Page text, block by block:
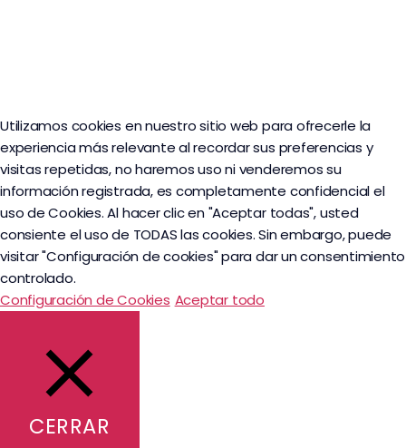
Utilizamos cookies en nuestro sitio web para ofrecerle la
experiencia más relevante al recordar sus preferencias y
visitas repetidas, no haremos uso ni venderemos su
información registrada, es completamente confidencial el
uso de Cookies. Al hacer clic en "Aceptar todas", usted
consiente el uso de TODAS las cookies. Sin embargo, puede
visitar "Configuración de cookies" para dar un consentimiento
controlado.
Configuración de Cookies Aceptar todo
CERRAR